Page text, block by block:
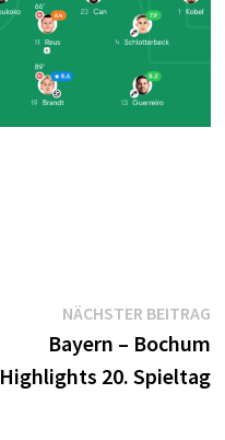
NÄCHSTER BEITRAG
Bayern – Bochum
Highlights 20. Spieltag